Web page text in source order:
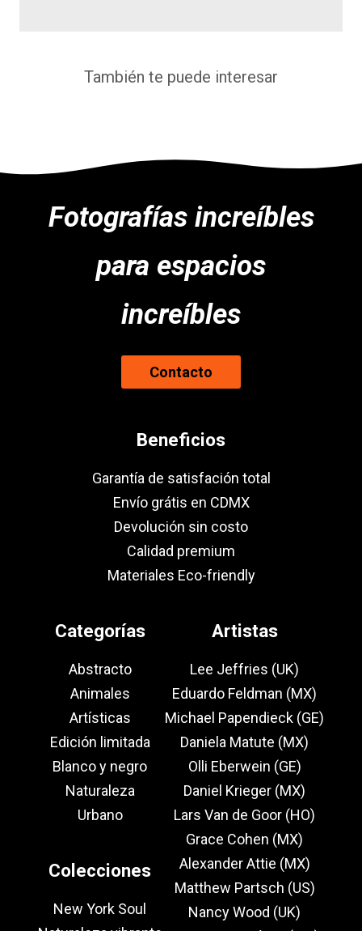
También te puede interesar
Fotografías increíbles
para espacios
increíbles
Contacto
Beneficios
Garantía de satisfación total
Envío grátis en CDMX
Devolución sin costo
Calidad premium
Materiales Eco-friendly
Categorías
Abstracto
Animales
Artísticas
Edición limitada
Blanco y negro
Naturaleza
Urbano
Colecciones
New York Soul
Artistas
Lee Jeffries (UK)
Eduardo Feldman (MX)
Michael Papendieck (GE)
Daniela Matute (MX)
Olli Eberwein (GE)
Daniel Krieger (MX)
Lars Van de Goor (HO)
Grace Cohen (MX)
Alexander Attie (MX)
Matthew Partsch (US)
Nancy Wood (UK)